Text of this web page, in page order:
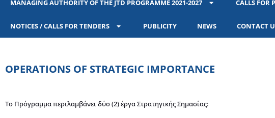
MANAGING AUTHORITY OF THE JTD PROGRAMME 2021-2027 CALLS FOR
NOTICES / CALLS FOR TENDERS PUBLICITY NEWS CONTACT
OPERATIONS OF STRATEGIC IMPORTANCE
Το Πρόγραμμα περιλαμβάνει δύο (2) έργα Στρατηγικής Σημασίας: